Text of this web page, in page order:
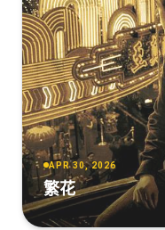
APR 30, 2026
繁花